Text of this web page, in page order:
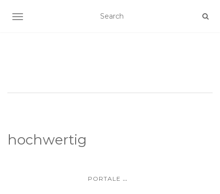
SCHALTE NAVIGATION
hochwertig
PORTALE ...